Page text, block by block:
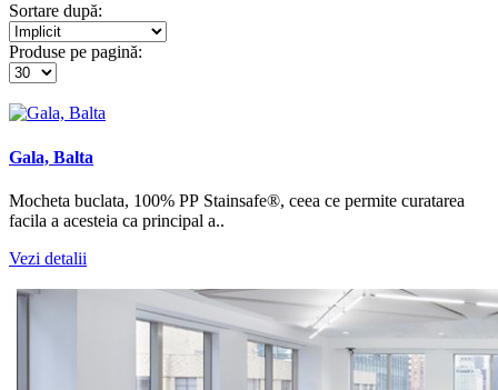
Sortare după:
Produse pe pagină:
Gala, Balta
Mocheta buclata, 100% PP Stainsafe®, ceea ce permite curatarea
facila a acesteia ca principal a..
Vezi detalii